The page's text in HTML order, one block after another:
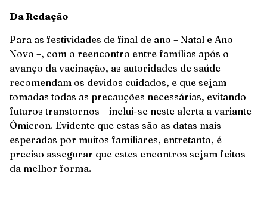
Da Redação
Para as festividades de final de ano – Natal e Ano
Novo –, com o reencontro entre famílias após o
avanço da vacinação, as autoridades de saúde
recomendam os devidos cuidados, e que sejam
tomadas todas as precauções necessárias, evitando
futuros transtornos – inclui-se neste alerta a variante
Ômicron. Evidente que estas são as datas mais
esperadas por muitos familiares, entretanto, é
preciso assegurar que estes encontros sejam feitos
da melhor forma.